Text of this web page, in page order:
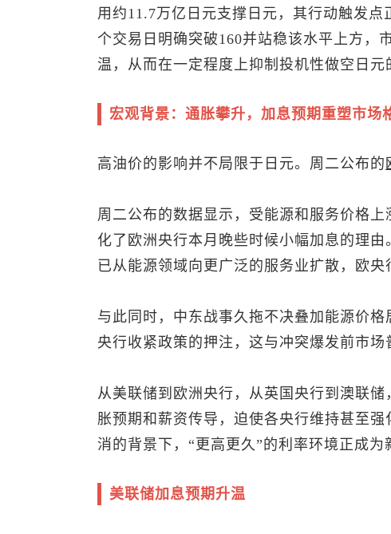
用约11.7万亿日元支撑日元，其行动触发点
个交易日明确突破160并站稳该水平上方，
温，从而在一定程度上抑制投机性做空日元
宏观背景：通胀攀升，加息预期重塑市场
高油价的影响并不局限于日元。周二公布的
周二公布的数据显示，受能源和服务价格
化了欧洲央行本月晚些时候小幅加息的理
已从能源领域向更广泛的服务业扩散，欧央
与此同时，中东战事久拖不决叠加能源价
央行收紧政策的押注，这与冲突爆发前市场
从美联储到欧洲央行，从英国央行到澳联
胀预期和薪资传导，迫使各央行维持甚至
消的背景下，“更高更久”的利率环境正成为
美联储加息预期升温